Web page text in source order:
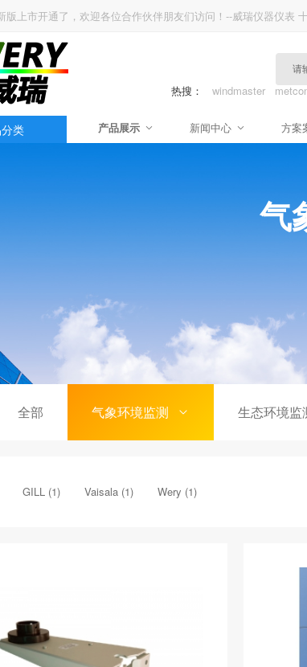
版上市开通了，欢迎各位合作伙伴朋友们访问！--威瑞仪器仪表
热搜： windmaster
类 产品展示 新闻中心 方案
气
全部 气象环境监测 生态环境监
GILL (1) Vaisala (1) Wery (1)